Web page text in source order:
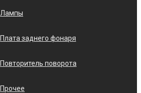
Лампы
Плата заднего фонаря
Повторитель поворота
Прочее